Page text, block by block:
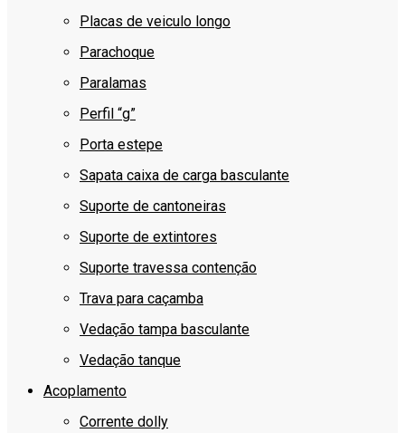
Placas de veiculo longo
Parachoque
Paralamas
Perfil “g”
Porta estepe
Sapata caixa de carga basculante
Suporte de cantoneiras
Suporte de extintores
Suporte travessa contenção
Trava para caçamba
Vedação tampa basculante
Vedação tanque
Acoplamento
Corrente dolly